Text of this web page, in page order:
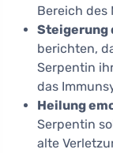
Bereich des
Steigerung
berichten,
Serpentin
das
Heilung
Serpentin
alte